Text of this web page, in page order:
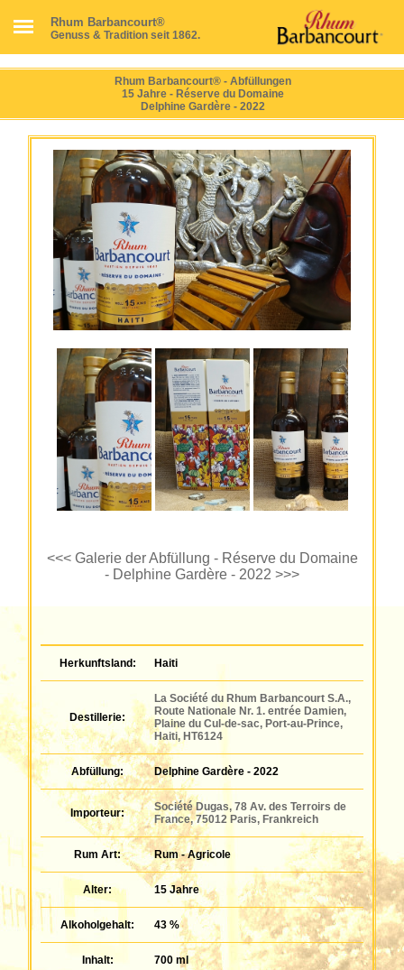
Rhum Barbancourt®
Genuss & Tradition seit 1862.
Rhum Barbancourt® - Abfüllungen
15 Jahre - Réserve du Domaine
Delphine Gardère - 2022
<<< Galerie der Abfüllung - Réserve du Domaine
- Delphine Gardère - 2022 >>>
Herkunftsland: Haiti
Destillerie:
La Société du Rhum Barbancourt S.A.,
Route Nationale Nr. 1. entrée Damien,
Plaine du Cul-de-sac, Port-au-Prince,
Haiti, HT6124
Abfüllung: Delphine Gardère - 2022
Importeur:
Société Dugas, 78 Av. des Terroirs de
France, 75012 Paris, Frankreich
Rum Art: Rum - Agricole
Alter: 15 Jahre
Alkoholgehalt: 43 %
Inhalt: 700 ml